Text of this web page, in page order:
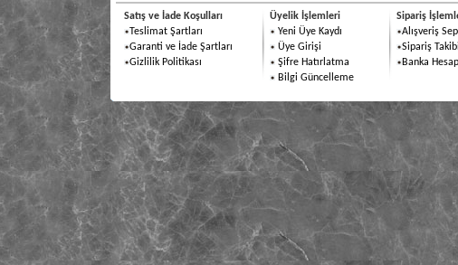
Satış ve İade Koşulları
Teslimat Şartları
Garanti ve İade Şartları
Gizlilik Politikası
Üyelik İşlemleri
Yeni Üye Kaydı
Üye Girişi
Şifre Hatırlatma
Bilgi Güncelleme
Sipariş
Alışveriş
Sipariş Takibi
Banka